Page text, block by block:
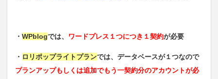
・ WPblogでは、 ワードプレス１つにつき１契約が必要
・ ロリポップライトプランでは、データベースが１つなので
プランアップもしくは追加でもう一契約分のアカウントが必